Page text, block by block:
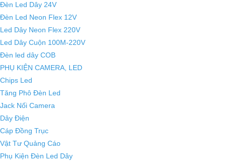
Đèn Led Dây 24V
Đèn Led Neon Flex 12V
Led Dây Neon Flex 220V
Led Dây Cuộn 100M-220V
Đèn led dây COB
PHỤ KIỆN CAMERA, LED
Chips Led
Tăng Phô Đèn Led
Jack Nối Camera
Dây Điện
Cáp Đồng Trục
Vật Tư Quảng Cáo
Phụ Kiện Đèn Led Dây